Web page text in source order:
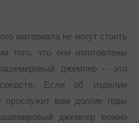
материала не могут стоить
того, что они изготовлены
джемпер -- это
Если об изделии
прослужит вам долгие годы
джемпер можно